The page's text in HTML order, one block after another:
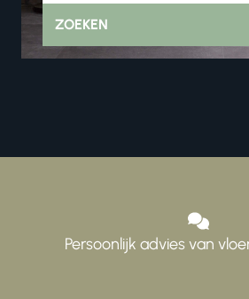
ZOEKEN
Persoonlijk advies van